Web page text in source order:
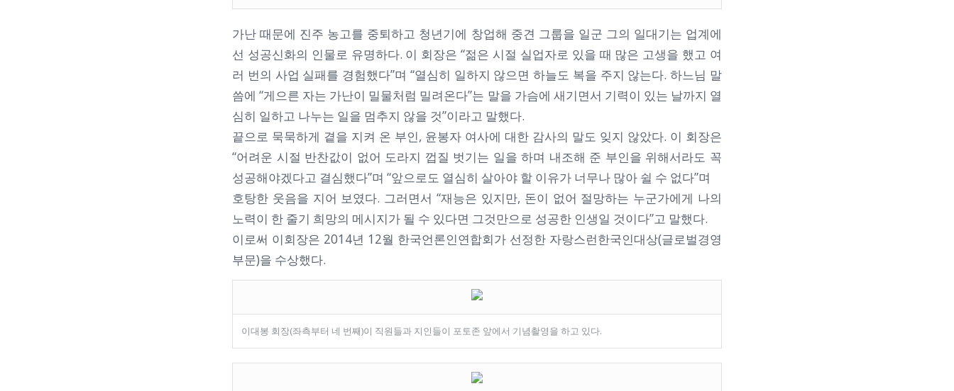
가난 때문에 진주 농고를 중퇴하고 청년기에 창업해 중견 그룹을 일군 그의 일대기는 업계에
선 성공신화의 인물로 유명하다. 이 회장은 “젊은 시절 실업자로 있을 때 많은 고생을 했고 여
러 번의 사업 실패를 경험했다”며 “열심히 일하지 않으면 하늘도 복을 주지 않는다. 하느님 말
씀에 “게으른 자는 가난이 밀물처럼 밀려온다”는 말을 가슴에 새기면서 기력이 있는 날까지 열
심히 일하고 나누는 일을 멈추지 않을 것”이라고 말했다.
끝으로 묵묵하게 곁을 지켜 온 부인, 윤봉자 여사에 대한 감사의 말도 잊지 않았다. 이 회장은
“어려운 시절 반찬값이 없어 도라지 껍질 벗기는 일을 하며 내조해 준 부인을 위해서라도 꼭
성공해야겠다고 결심했다”며 “앞으로도 열심히 살아야 할 이유가 너무나 많아 쉴 수 없다”며
호탕한 웃음을 지어 보였다. 그러면서 “재능은 있지만, 돈이 없어 절망하는 누군가에게 나의
노력이 한 줄기 희망의 메시지가 될 수 있다면 그것만으로 성공한 인생일 것이다”고 말했다.
이로써 이회장은 2014년 12월 한국언론인연합회가 선정한 자랑스런한국인대상(글로벌경영
부문)을 수상했다.
이대봉 회장(좌측부터 네 번째)이 직원들과 지인들이 포토존 앞에서 기념촬영을 하고 있다.